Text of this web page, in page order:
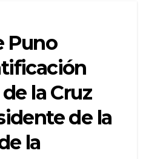
Puno
la Cruz
de la
la